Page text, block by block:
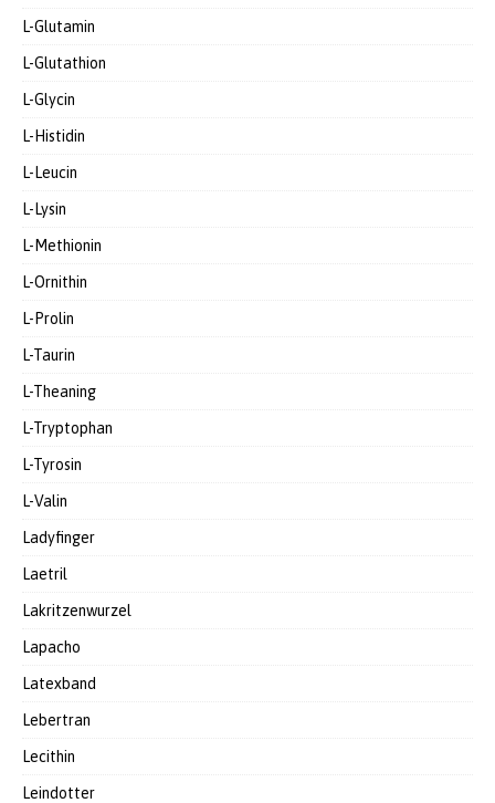
L-Glutamin
L-Glutathion
L-Glycin
L-Histidin
L-Leucin
L-Lysin
L-Methionin
L-Ornithin
L-Prolin
L-Taurin
L-Theaning
L-Tryptophan
L-Tyrosin
L-Valin
Ladyfinger
Laetril
Lakritzenwurzel
Lapacho
Latexband
Lebertran
Lecithin
Leindotter